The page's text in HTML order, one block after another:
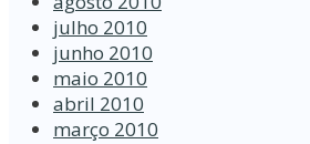
julho 2010
junho 2010
maio 2010
abril 2010
março 2010